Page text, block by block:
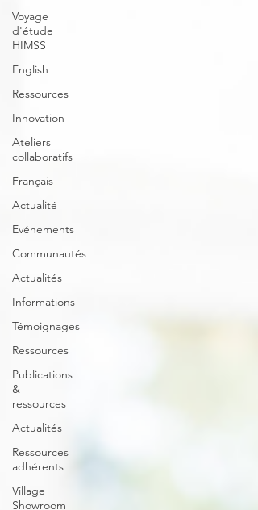
Voyage
d'étude
HIMSS
English
Ressources
Innovation
Ateliers
collaboratifs
Français
Actualité
Evénements
Communautés
Actualités
Informations
Témoignages
Ressources
Publications
&
ressources
Actualités
Ressources
adhérents
Village
Showroom